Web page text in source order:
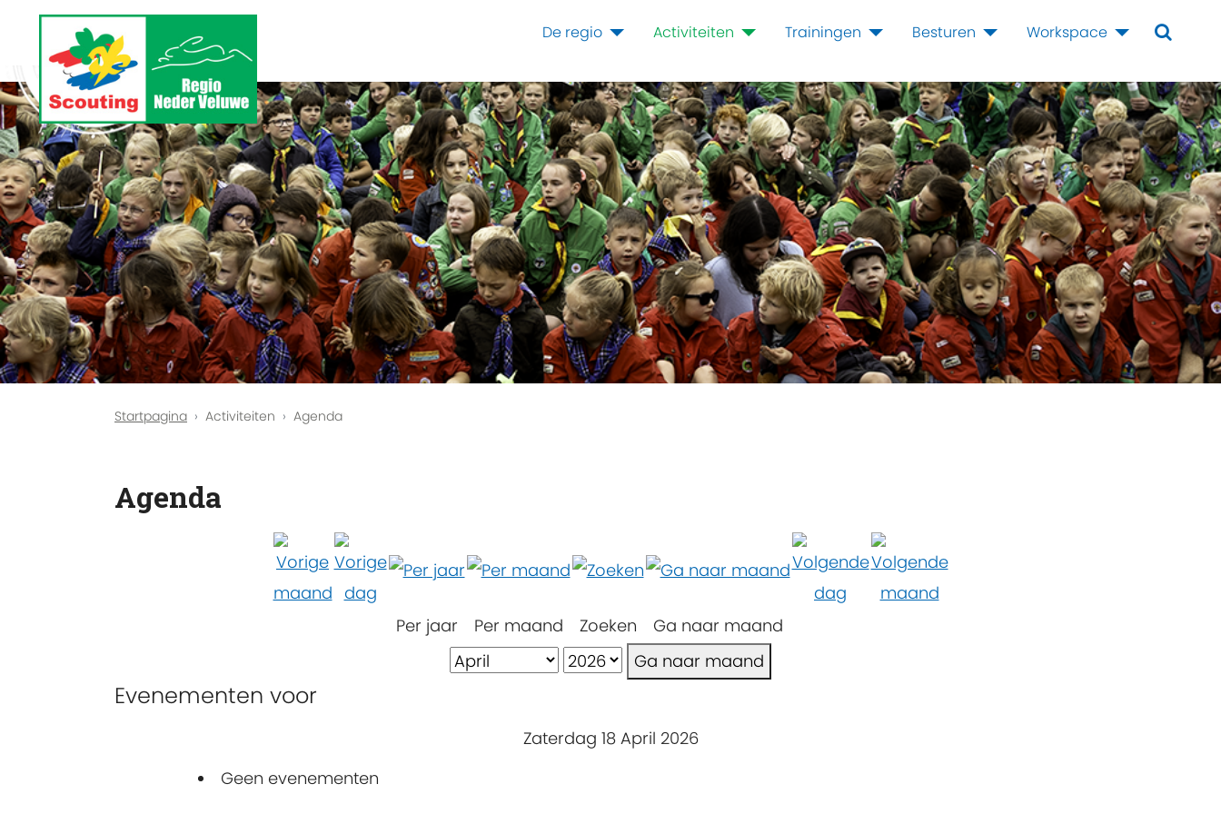
De regio Activiteiten Trainingen Besturen Workspace
Startpagina Activiteiten Agenda
Agenda
Per jaar Per maand Zoeken
Ga naar maand
Ga naar maand
Evenementen voor
Zaterdag 18 April 2026
Geen evenementen